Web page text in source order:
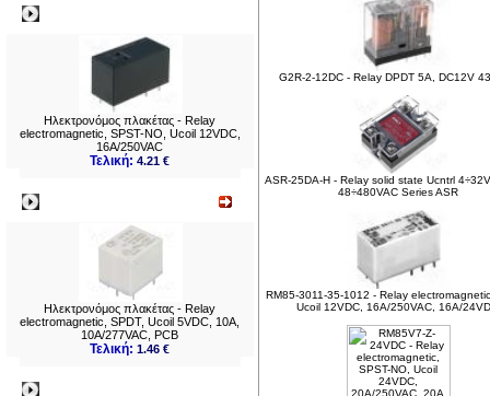
Ηλεκτρονόμος πλακέτας - Relay
electromagnetic, SPST-NO, Ucoil 12VDC,
16A/250VAC
Τελική:4.21 €
Ηλεκτρονόμος πλακέτας - Relay
electromagnetic, SPDT, Ucoil 5VDC, 10A,
10A/277VAC, PCB
Τελική:1.46 €
G2R-2-12DC - Relay DPDT 5A, DC12V
ASR-25DA-H - Relay solid state Ucntrl
48÷480VAC Series ASR
RM85-3011-35-1012 - Relay
Ucoil 12VDC, 16A/250VAC, 16A/